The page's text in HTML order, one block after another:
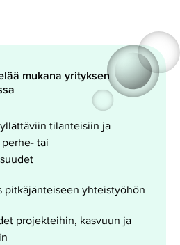
mukana yrityksen
tilanteisiin ja
tai
pitkäjänteiseen yhteistyöhön
projekteihin, kasvuun ja